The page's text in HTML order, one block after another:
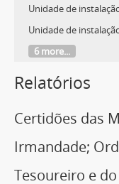
Unidade de
Unidade de
6 more...
Relatórios
Certidões das
Irmandade;
Tesoureiro e